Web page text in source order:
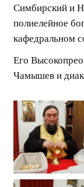
Симбирский и
полиелейное
кафедральном
Его
Чамышев и